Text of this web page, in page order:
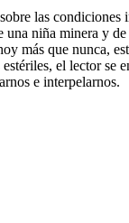
las condiciones
niña minera y
más que nunca,
el lector se
e interpelarnos.